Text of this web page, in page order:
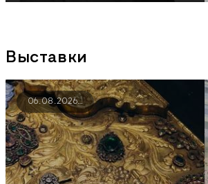
Выставки
06.08.2026…